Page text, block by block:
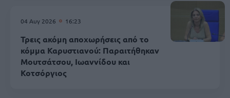
04 Αυγ 2026 16:23
Τρεις ακόμη αποχωρήσεις από το
κόμμα Καρυστιανού: Παραιτήθηκαν
Μουτσάτσου, Ιωαννίδου και
Κοτσόργιος